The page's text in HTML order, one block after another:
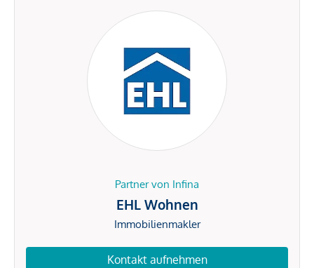
Partner von Infina
EHL Wohnen
Immobilienmakler
Kontakt aufnehmen